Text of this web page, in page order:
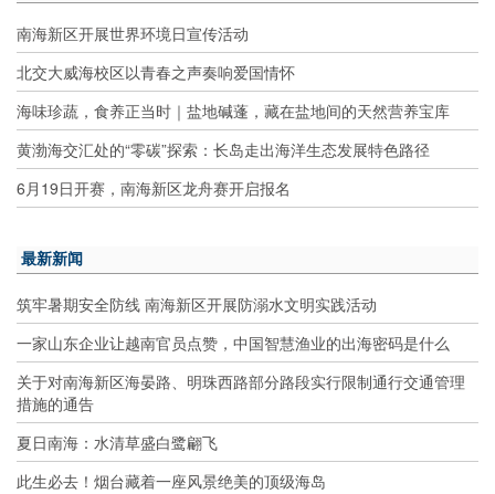
南海新区开展世界环境日宣传活动
北交大威海校区以青春之声奏响爱国情怀
海味珍蔬，食养正当时｜盐地碱蓬，藏在盐地间的天然营养宝库
黄渤海交汇处的“零碳”探索：长岛走出海洋生态发展特色路径
6月19日开赛，南海新区龙舟赛开启报名
最新新闻
筑牢暑期安全防线 南海新区开展防溺水文明实践活动
一家山东企业让越南官员点赞，中国智慧渔业的出海密码是什么
关于对南海新区海晏路、明珠西路部分路段实行限制通行交通管理
措施的通告
夏日南海：水清草盛白鹭翩飞
此生必去！烟台藏着一座风景绝美的顶级海岛